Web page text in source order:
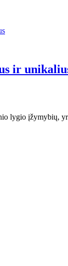
ir
lygio